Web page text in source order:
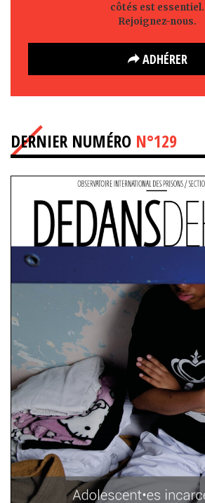
côtés est essentiel.
Rejoignez-nous.
ADHÉRER
DERNIER NUMÉRO N°129